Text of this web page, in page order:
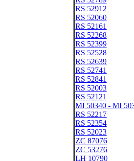
RS 52912
RS 52060
RS 52161
RS 52268
RS 52399
RS 52528
RS 52639
RS 52741
RS 52841
RS 52003
RS 52121
MI 50340 - MI
RS 52217
RS 52354
RS 52023
ZC 87076
ZC 53276
LH 10790